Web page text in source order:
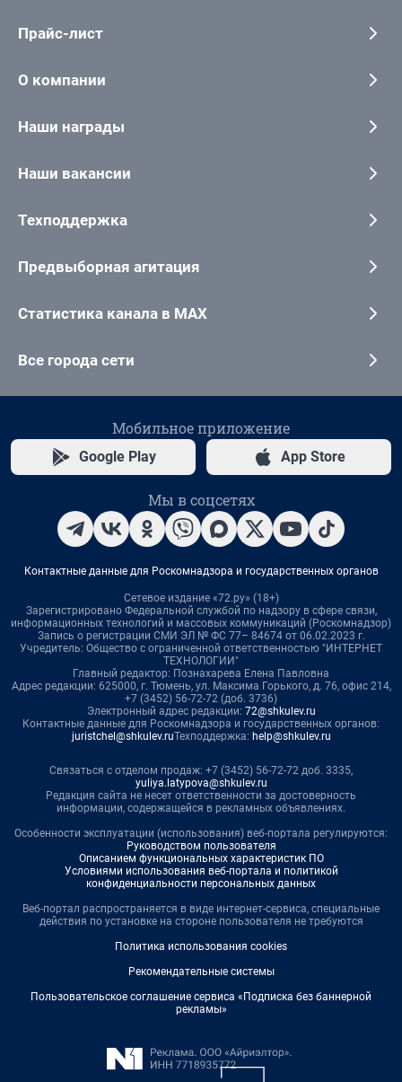
Прайс-лист
О компании
Наши награды
Наши вакансии
Техподдержка
Предвыборная агитация
Статистика канала в MAX
Все города сети
Мобильное приложение
Google Play App Store
Мы в соцсетях
Контактные данные для Роскомнадзора и государственных органов
Сетевое издание «72.ру» (18+)
Зарегистрировано Федеральной службой по надзору в сфере связи,
информационных технологий и массовых коммуникаций (Роскомнадзор)
Запись о регистрации СМИ ЭЛ № ФС 77– 84674 от 06.02.2023 г.
Учредитель: Общество с ограниченной ответственностью "ИНТЕРНЕТ
ТЕХНОЛОГИИ"
Главный редактор: Познахарева Елена Павловна
Адрес редакции: 625000, г. Тюмень, ул. Максима Горького, д. 76, офис 214,
+7 (3452) 56-72-72 (доб. 3736)
Электронный адрес редакции: 72@shkulev.ru
Контактные данные для Роскомнадзора и государственных органов:
juristchel@shkulev.ruТехподдержка: help@shkulev.ru
Связаться с отделом продаж: +7 (3452) 56-72-72 доб. 3335,
yuliya.latypova@shkulev.ru
Редакция сайта не несет ответственности за достоверность
информации, содержащейся в рекламных объявлениях.
Особенности эксплуатации (использования) веб-портала регулируются:
Руководством пользователя
Описанием функциональных характеристик ПО
Условиями использования веб-портала и политикой
конфиденциальности персональных данных
Веб-портал распространяется в виде интернет-сервиса, специальные
действия по установке на стороне пользователя не требуются
Политика использования cookies
Рекомендательные системы
Пользовательское соглашение сервиса «Подписка без баннерной
рекламы»